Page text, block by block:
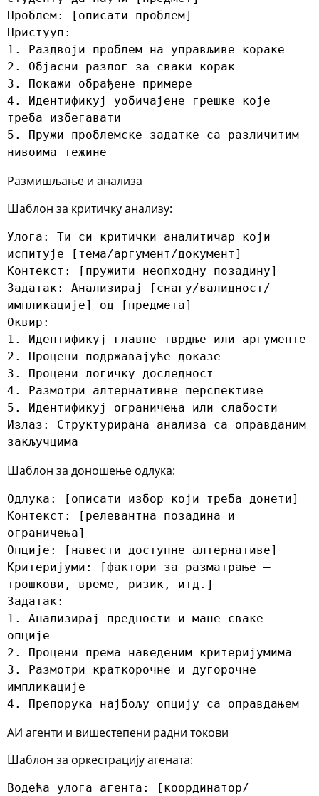
Проблем: [описати проблем]
Пристууп:
1. Раздвоји проблем на управљиве кораке
2. Објасни разлог за сваки корак
3. Покажи обрађене примере
4. Идентификуј уобичајене грешке које
треба избегавати
5. Пружи проблемске задатке са различитим
нивоима тежине
Размишљање и анализа
Шаблон за критичку анализу:
Улога: Ти си критички аналитичар који
испитује [тема/аргумент/документ]
Контекст: [пружити неопходну позадину]
Задатак: Анализирај [снагу/валидност/
импликације] од [предмета]
Оквир:
1. Идентификуј главне тврдње или аргументе
2. Процени подржавајуће доказе
3. Процени логичку доследност
4. Размотри алтернативне перспективе
5. Идентификуј ограничења или слабости
Излаз: Структурирана анализа са оправданим
закључцима
Шаблон за доношење одлука:
Одлука: [описати избор који треба донети]
Контекст: [релевантна позадина и
ограничења]
Опције: [навести доступне алтернативе]
Критеријуми: [фактори за разматрање –
трошкови, време, ризик, итд.]
Задатак:
1. Анализирај предности и мане сваке
опције
2. Процени према наведеним критеријумима
3. Размотри краткорочне и дугорочне
импликације
4. Препорука најбољу опцију са оправдањем
АИ агенти и вишестепени радни токови
Шаблон за оркестрацију агената:
Водећа улога агента: [координатор/